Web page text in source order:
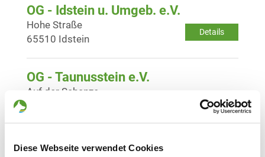
Diese Webseite verwendet Cookies
OG - Idstein u. Umgeb. e.V.
Details
Hohe Straße
65510 Idstein
OG - Taunusstein e.V.
Details
Auf der Schanze
OG - Rheingau